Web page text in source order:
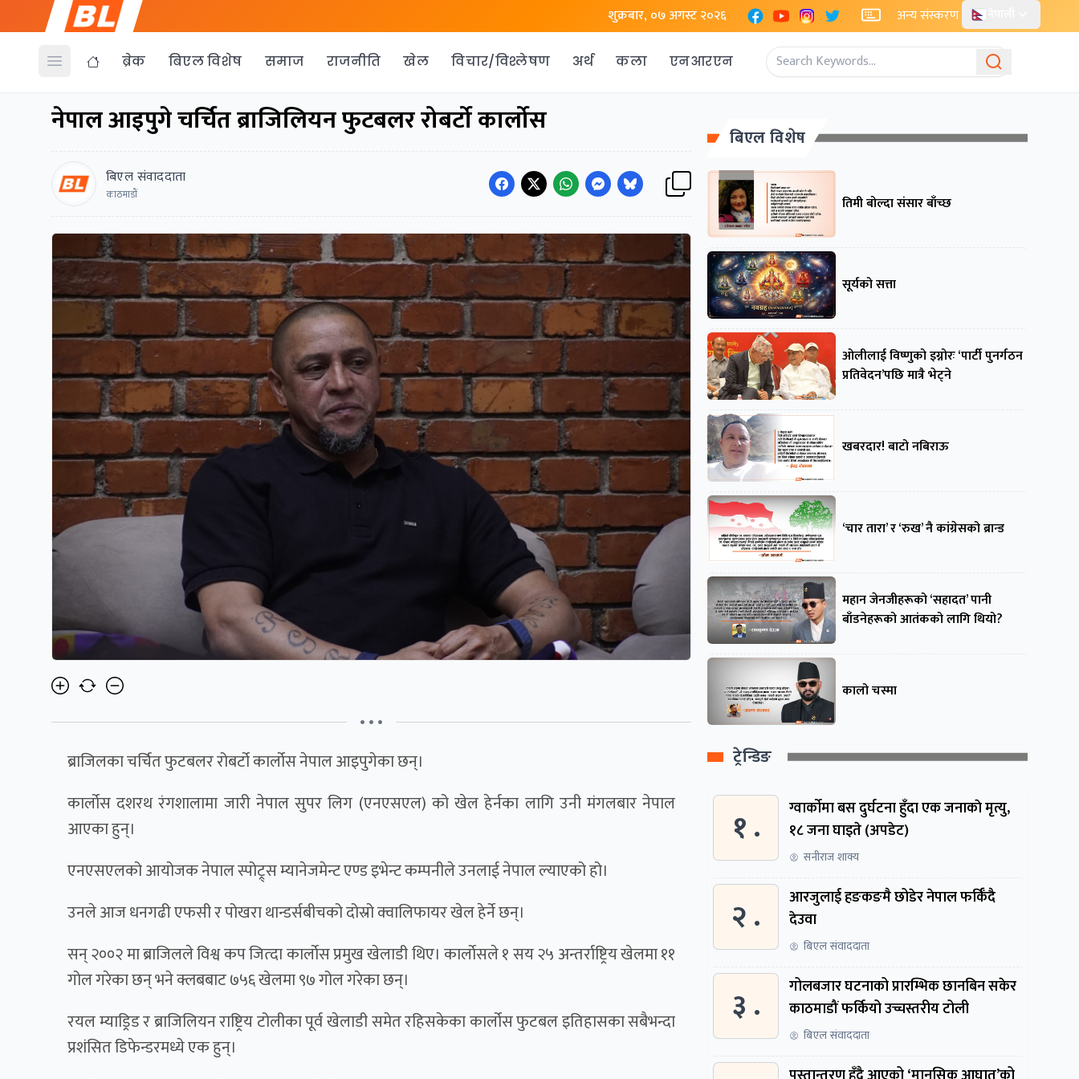
शुक्रबार, ०७ अगस्ट २०२६ FacebookYouTubeInstagram
X अन्य संस्करण
Open menu ब्रेक बिएल विशेष समाज राजनीति खेल विचार/विश्लेषण अर्थ कला एनआरएन
नेपाल आइपुगे चर्चित ब्राजिलियन फुटबलर रोबर्टो कार्लोस
बिएल संवाददाता
काठमाडाैं
• • •
ब्राजिलका चर्चित फुटबलर रोबर्टो कार्लोस नेपाल आइपुगेका छन्।
कार्लोस दशरथ रंगशालामा जारी नेपाल सुपर लिग (एनएसएल) को खेल हेर्नका लागि उनी मंगलबार नेपाल
आएका हुन्।
एनएसएलको आयोजक नेपाल स्पोट्र्स म्यानेजमेन्ट एण्ड इभेन्ट कम्पनीले उनलाई नेपाल ल्याएको हो।
उनले आज धनगढी एफसी र पोखरा थान्डर्सबीचको दोस्रो क्वालिफायर खेल हेर्ने छन्।
सन् २००२ मा ब्राजिलले विश्व कप जित्दा कार्लाेस प्रमुख खेलाडी थिए। कार्लाेसले १ सय २५ अन्तर्राष्ट्रिय खेलमा ११
गोल गरेका छन् भने क्लबबाट ७५६ खेलमा ९७ गोल गरेका छन्।
रयल म्याड्रिड र ब्राजिलियन राष्ट्रिय टोलीका पूर्व खेलाडी समेत रहिसकेका कार्लोस फुटबल इतिहासका सबैभन्दा
प्रशंसित डिफेन्डरमध्ये एक हुन्।
बिएल विशेष
तिमी बोल्दा संसार बाँच्छ
सूर्यको सत्ता
ओलीलाई विष्णुको इग्नोरः ‘पार्टी पुनर्गठन
प्रतिवेदन’पछि मात्रै भेट्ने
खबरदार! बाटो नबिराऊ
‘चार तारा’ र ‘रुख’ नै कांग्रेसको ब्रान्ड
महान जेनजीहरूको ‘सहादत’ पानी
बाँडनेहरूको आतंकको लागि थियो?
कालो चस्मा
ट्रेन्डिङ
१ .
ग्वार्काेमा बस दुर्घटना हुँदा एक जनाकाे मृत्यु,
१८ जना घाइते (अपडेट)
सनीराज शाक्य
२ .
आरजुलाई हङकङमै छोडेर नेपाल फर्किँदै
देउवा
बिएल संवाददाता
३ .
गोलबजार घटनाको प्रारम्भिक छानबिन सकेर
काठमाडौं फर्कियो उच्चस्तरीय टोली
बिएल संवाददाता